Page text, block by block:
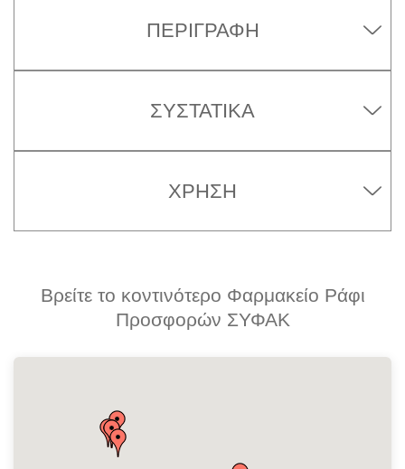
ΠΕΡΙΓΡΑΦΉ
ΣΥΣΤΑΤΙΚΆ
ΧΡΉΣΗ
Βρείτε το κοντινότερο Φαρμακείο Ράφι
Προσφορών ΣΥΦΑΚ